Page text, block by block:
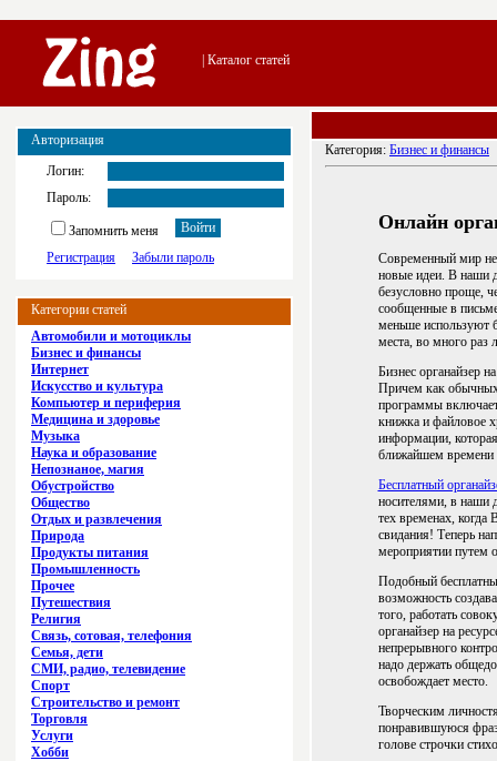
| Каталог статей
Авторизация
Логин:
Пароль:
Запомнить меня
Регистрация
Забыли пароль
Категории статей
Автомобили и мотоциклы
Бизнес и финансы
Интернет
Искусство и культура
Компьютер и периферия
Медицина и здоровье
Музыка
Наука и образование
Непознаное, магия
Обустройство
Общество
Отдых и развлечения
Природа
Продукты питания
Промышленность
Прочее
Путешествия
Религия
Связь, сотовая, телефония
Семья, дети
СМИ, радио, телевидение
Спорт
Строительство и ремонт
Торговля
Услуги
Хобби
Категория: Бизнес и финансы
Онлайн
Современный мир не
новые идеи. В наши
безусловно проще,
сообщенные в
меньше используют
места, во много раз
Бизнес органайзер
Причем как обычных
программы
книжка и файловое
информации,
ближайшем времени
Бесплатный
носителями, в наши
тех временах, когда
свидания! Теперь
мероприятии путем
Подобный
возможность
того, работать
органайзер на
непрерывного
надо держать
освобождает место.
Творческим
понравившуюся
голове строчки